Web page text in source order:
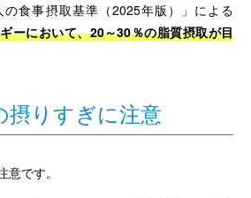
食事摂取基準（2025年版）」による
ーにおいて、20～30％の脂質摂取が目
摂りすぎに注意
です。